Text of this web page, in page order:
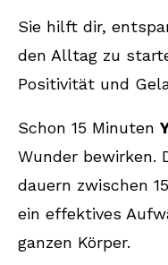
FAQ
Welche
Muss ich
Sie hilft dir,
den Alltag zu
Positivität und
Schon 15 Minuten
Wunder bewirken.
dauern zwischen
ein effektives
ganzen Körper.